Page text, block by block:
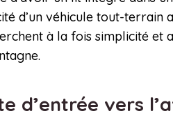
d’un véhicule tout-
à la fois simplicité
d’entrée vers